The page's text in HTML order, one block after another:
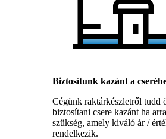
Biztosítunk kazánt a
Cégünk raktárkészletről tudd
biztosítani csere kazánt ha
szükség, amely kiváló ár /
rendelkezik.